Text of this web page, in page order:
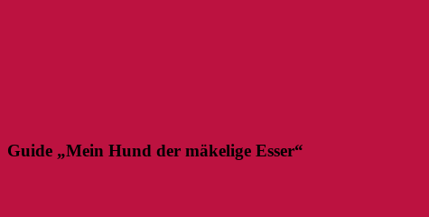
Guide „Mein Hund der mäkelige Esser“